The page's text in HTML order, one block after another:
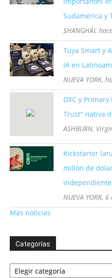
Sudamérica y
SHANGHÁI,
Tuya Smart y
IA en
NUEVA YORK,
DXC y
Trust" nativa
ASHBURN,
Kickstarter
millón de
NUEVA YORK,
Más noticias
Categorías
Categorías